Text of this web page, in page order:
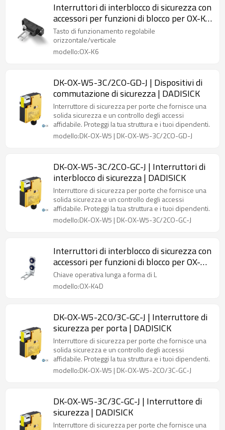
Interruttori di interblocco di sicurezza con
accessori per funzioni di blocco per OX-K6
Chiave operativa regolabile
orizzontale/verticale
Tasto di funzionamento regolabile
orizzontale/verticale
modello:OX-K6
DK-OX-W5-3C/2CO-GD-J | Dispositivi di
commutazione di sicurezza | DADISICK
Interruttore di sicurezza per porte che fornisce una
solida sicurezza e un controllo degli accessi
affidabile. Proteggi la tua struttura e i tuoi dipendenti.
modello:DK-OX-W5 | DK-OX-W5-3C/2CO-GD-J
DK-OX-W5-3C/2CO-GC-J | Interruttori di
interblocco di sicurezza | DADISICK
Interruttore di sicurezza per porte che fornisce una
solida sicurezza e un controllo degli accessi
affidabile. Proteggi la tua struttura e i tuoi dipendenti.
modello:DK-OX-W5 | DK-OX-W5-3C/2CO-GC-J
Interruttori di interblocco di sicurezza con
accessori per funzioni di blocco per OX-
K4D Chiave operativa lunga a forma di L
con cuscino
Chiave operativa lunga a forma di L
modello:OX-K4D
DK-OX-W5-2CO/3C-GC-J | Interruttore di
sicurezza per porta | DADISICK
Interruttore di sicurezza per porte che fornisce una
solida sicurezza e un controllo degli accessi
affidabile. Proteggi la tua struttura e i tuoi dipendenti.
modello:DK-OX-W5 | DK-OX-W5-2CO/3C-GC-J
DK-OX-W5-3C/3C-GC-J | Interruttore di
sicurezza | DADISICK
Interruttore di sicurezza per porte che fornisce una